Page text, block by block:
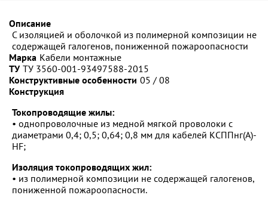
Описание
С изоляцией и оболочкой из полимерной композиции не
содержащей галогенов, пониженной пожароопасности
Марка Кабели монтажные
ТУ ТУ 3560-001-93497588-2015
Конструктивные особенности 05 / 08
Конструкция
Токопроводящие жилы:
• однопроволочные из медной мягкой проволоки с
диаметрами 0,4; 0,5; 0,64; 0,8 мм для кабелей КСППнг(А)-
HF;
Изоляция токопроводящих жил:
• из полимерной композиции не содержащей галогенов,
пониженной пожароопасности.